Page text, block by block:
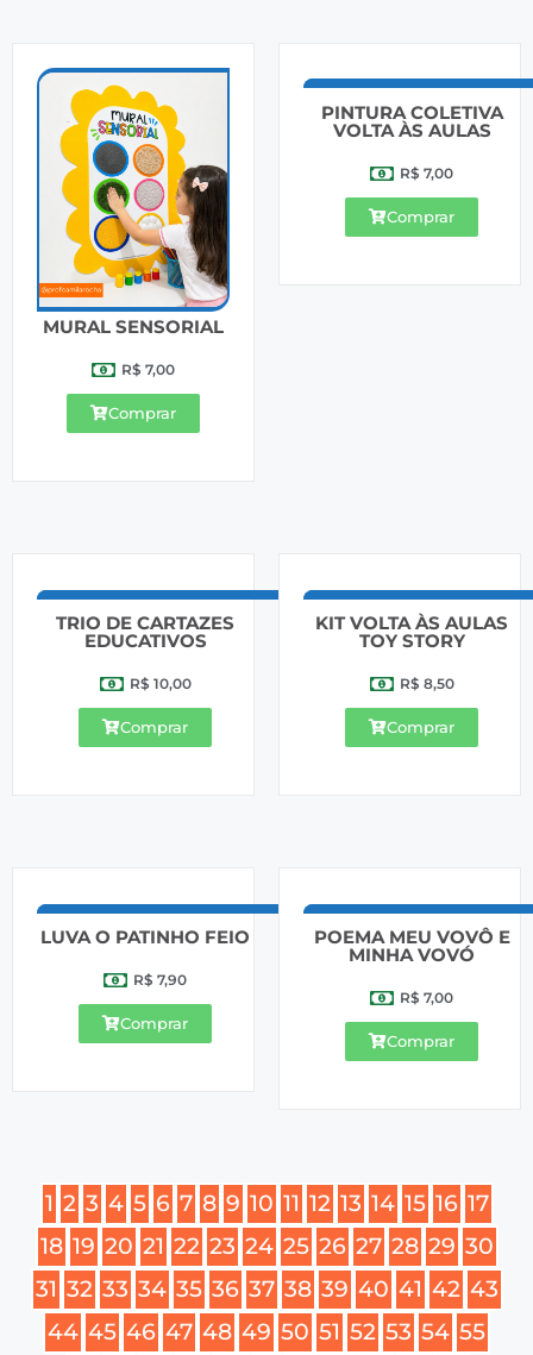
MURAL SENSORIAL
R$ 7,00
Comprar
PINTURA COLETIVA
VOLTA ÀS AULAS
R$ 7,00
Comprar
TRIO DE CARTAZES
EDUCATIVOS
R$ 10,00
Comprar
KIT VOLTA ÀS AULAS
TOY STORY
R$ 8,50
Comprar
LUVA O PATINHO FEIO
R$ 7,90
Comprar
POEMA MEU VOVÔ E
MINHA VOVÓ
R$ 7,00
Comprar
1 2 3 4 5 6 7 8 9 10 11 12 13 14 15 16 17
18 19 20 21 22 23 24 25 26 27 28 29 30
31 32 33 34 35 36 37 38 39 40 41 42 43
44 45 46 47 48 49 50 51 52 53 54 55